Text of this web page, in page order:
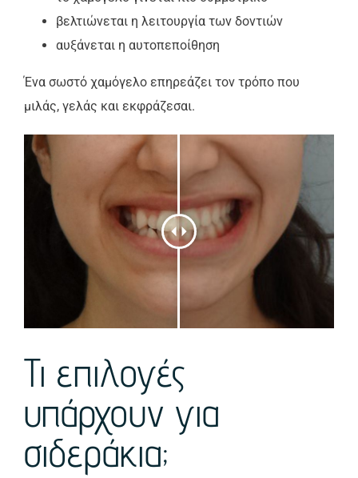
βελτιώνεται η λειτουργία των δοντιών
αυξάνεται η αυτοπεποίθηση
Ένα σωστό χαμόγελο επηρεάζει τον τρόπο που
μιλάς, γελάς και εκφράζεσαι.
Τι επιλογές
υπάρχουν για
σιδεράκια;